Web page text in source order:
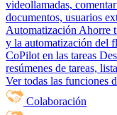
videollamadas,
documentos, usuarios
Automatización Ahorre
y la automatización del
CoPilot en las tareas
resúmenes de tareas,
Ver todas las funciones
Colaboración